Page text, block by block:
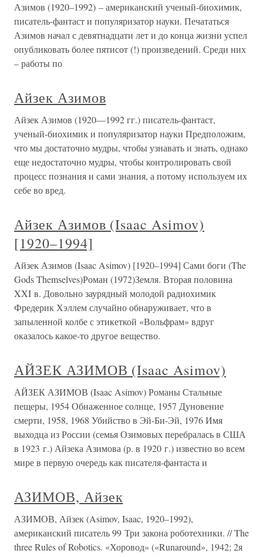
Азимов (1920–1992) – американский ученый-биохимик,
писатель-фантаст и популяризатор науки. Печататься
Азимов начал с девятнадцати лет и до конца жизни успел
опубликовать более пятисот (!) произведений. Среди них
– работы по
Айзек Азимов
Айзек Азимов (1920—1992 гг.) писатель-фантаст,
ученый-биохимик и популяризатор науки Предположим,
что мы достаточно мудры, чтобы узнавать и знать, однако
еще недостаточно мудры, чтобы контролировать свой
процесс познания и сами знания, а потому используем их
себе во вред.
Айзек Азимов (Isaac Asimov)
[1920–1994]
Айзек Азимов (Isaac Asimov) [1920–1994] Сами боги (The
Gods Themselves)Роман (1972)Земля. Вторая половина
XXI в. Довольно заурядный молодой радиохимик
Фредерик Хэллем случайно обнаруживает, что в
запыленной колбе с этикеткой «Вольфрам» вдруг
оказалось какое-то другое вещество.
АЙЗЕК АЗИМОВ (Isaac Asimov)
АЙЗЕК АЗИМОВ (Isaac Asimov) Романы Стальные
пещеры, 1954 Обнаженное солнце, 1957 Дуновение
смерти, 1958, 1968 Убийство в Эй-Би-Эй, 1976 Имя
выходца из России (семья Озимовых перебралась в США
в 1923 г.) Айзека Азимова (р. в 1920 г.) известно во всем
мире в первую очередь как писателя-фантаста и
АЗИМОВ, Айзек
АЗИМОВ, Айзек (Asimov, Isaac, 1920–1992),
американский писатель 99 Три закона роботехники. // The
three Rules of Robotics. «Хоровод» («Runaround», 1942; 2я